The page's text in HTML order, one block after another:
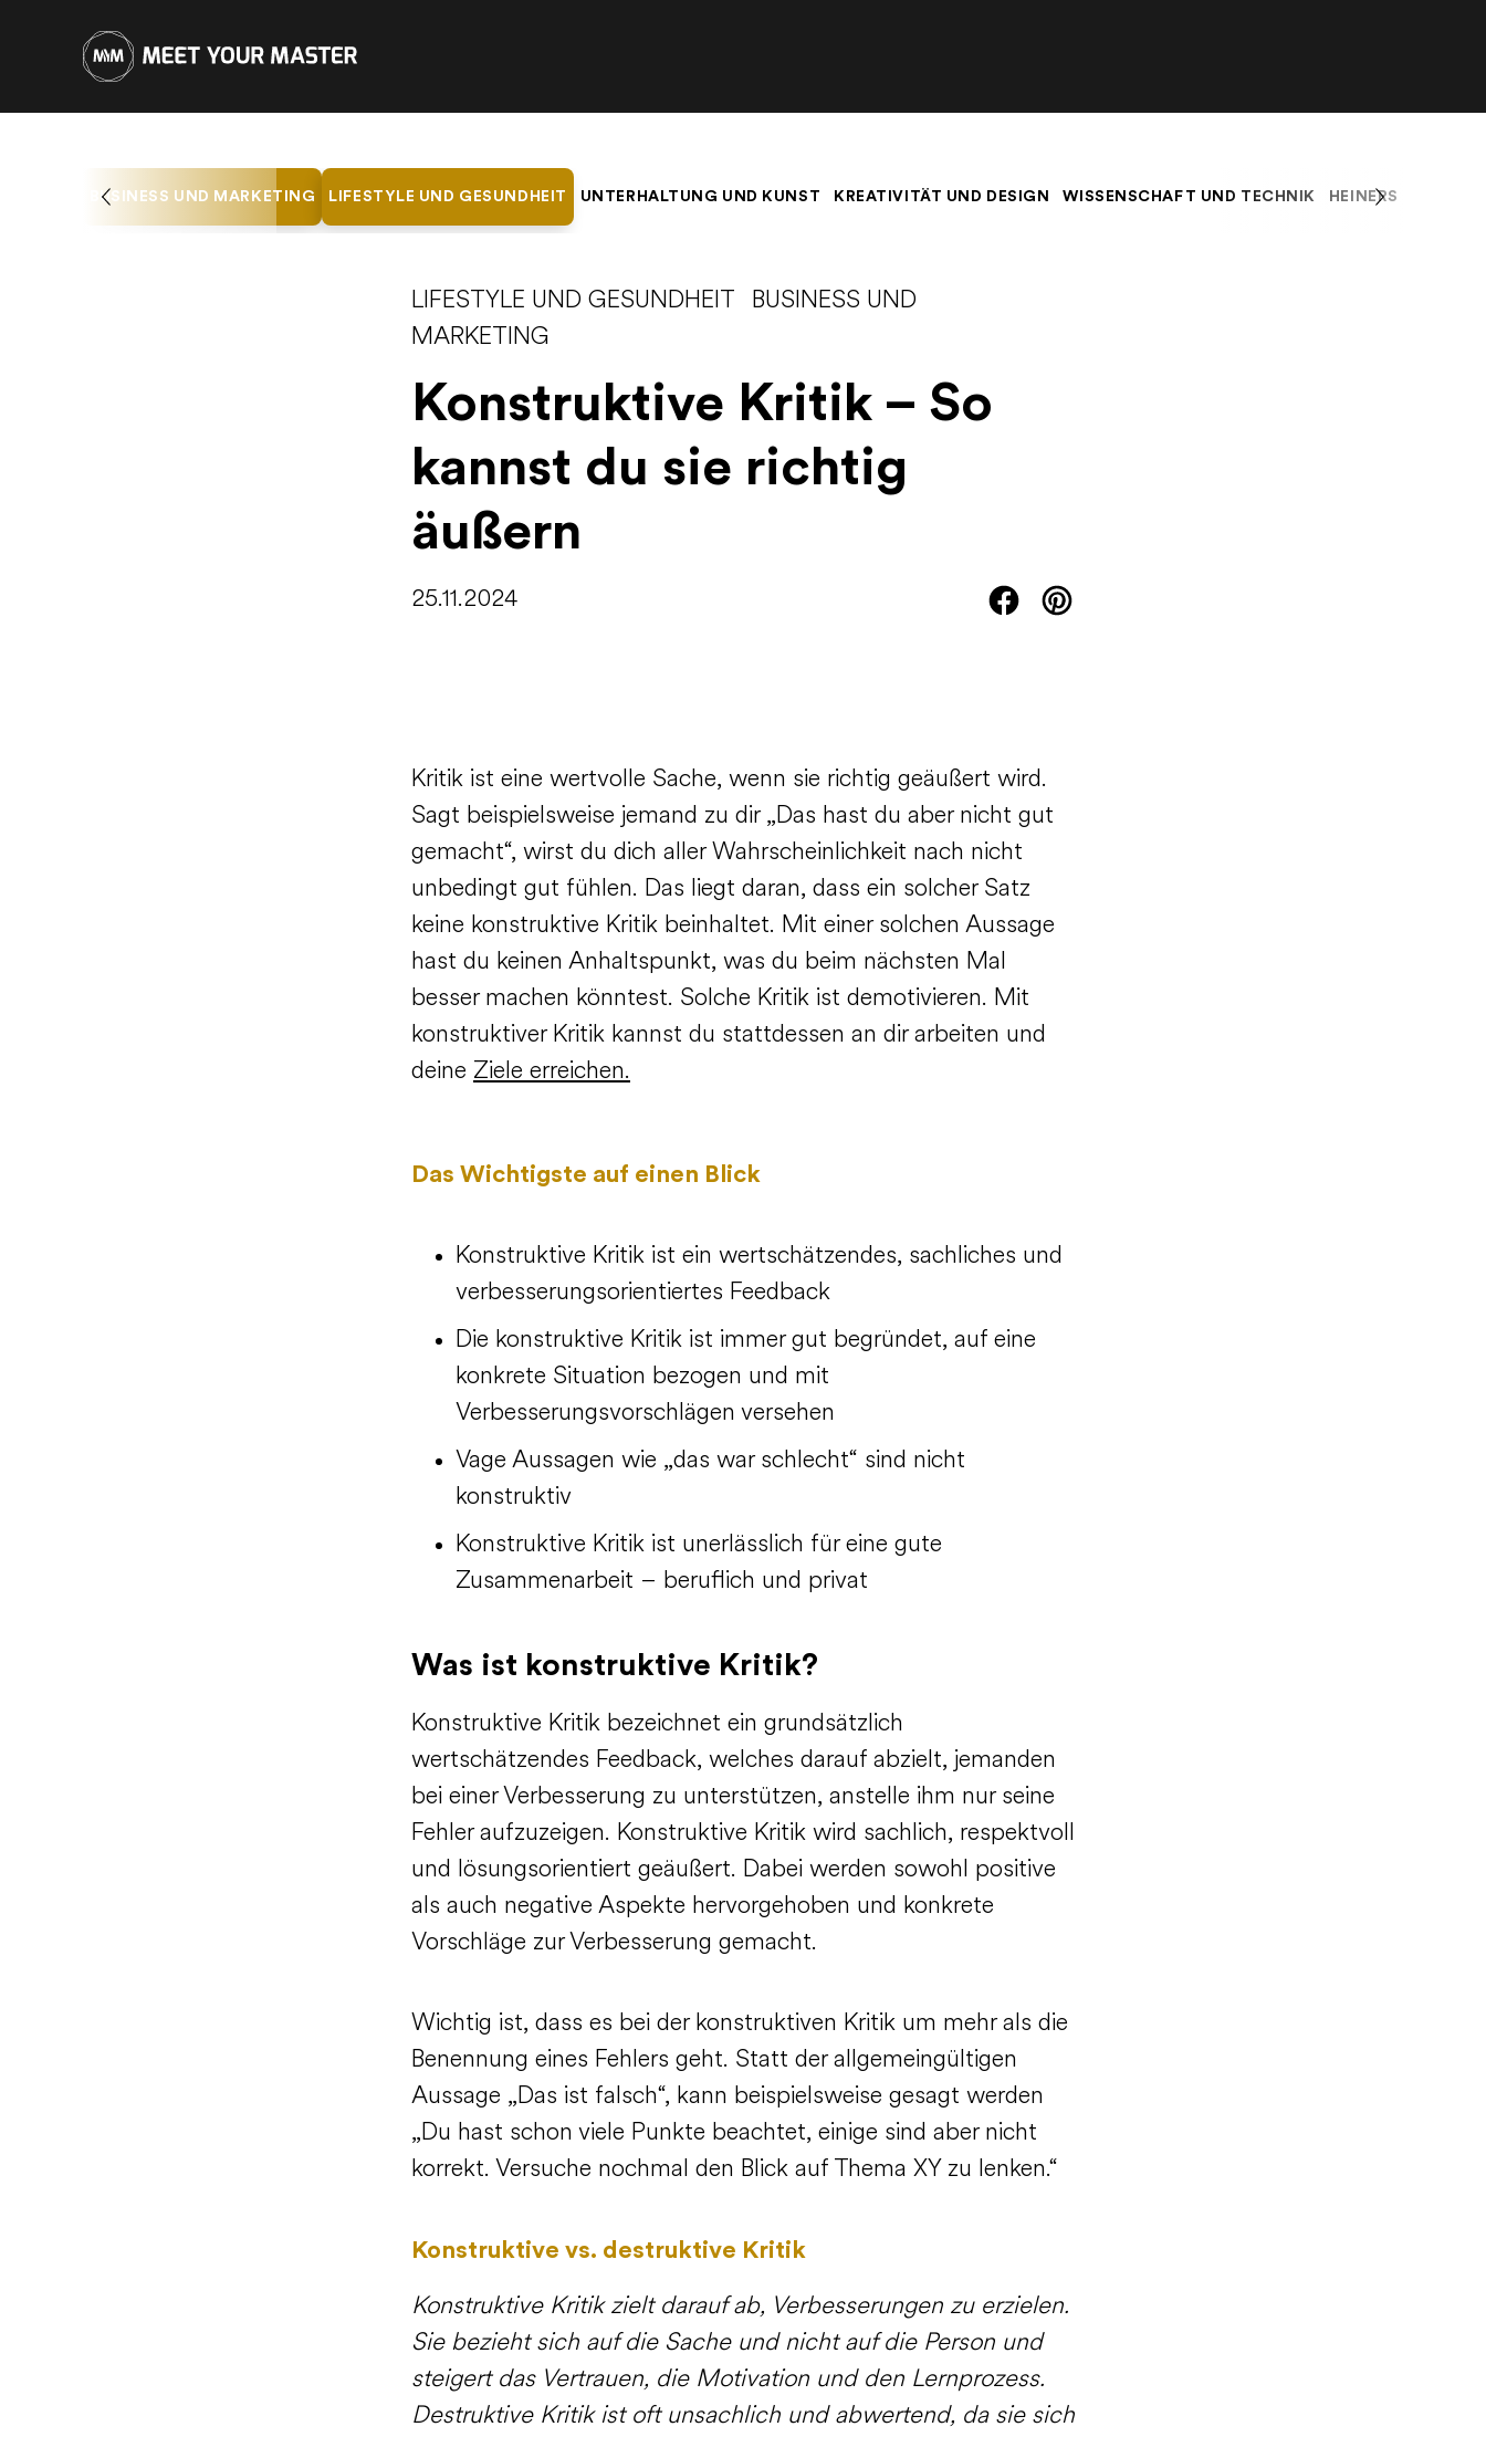
BUSINESS UND MARKETING LIFESTYLE UND GESUNDHEIT UNTERHALTUNG UND KUNST KREATIVITÄT UND DESIGN WISSENSCHAFT UND TECHNIK HEINERS BLOG
LIFESTYLE UND GESUNDHEIT
BUSINESS UND
MARKETING
Konstruktive Kritik – So
kannst du sie richtig
äußern
25.11.2024
Kritik ist eine wertvolle Sache, wenn sie richtig geäußert wird.
Sagt beispielsweise jemand zu dir „Das hast du aber nicht gut
gemacht“, wirst du dich aller Wahrscheinlichkeit nach nicht
unbedingt gut fühlen. Das liegt daran, dass ein solcher Satz
keine konstruktive Kritik beinhaltet. Mit einer solchen Aussage
hast du keinen Anhaltspunkt, was du beim nächsten Mal
besser machen könntest. Solche Kritik ist demotivieren. Mit
konstruktiver Kritik kannst du stattdessen an dir arbeiten und
deine Ziele erreichen.
Das Wichtigste auf einen Blick
Konstruktive Kritik ist ein wertschätzendes, sachliches und
verbesserungsorientiertes Feedback
Die konstruktive Kritik ist immer gut begründet, auf eine
konkrete Situation bezogen und mit
Verbesserungsvorschlägen versehen
Vage Aussagen wie „das war schlecht“ sind nicht
konstruktiv
Konstruktive Kritik ist unerlässlich für eine gute
Zusammenarbeit – beruflich und privat
Was ist konstruktive Kritik?
Konstruktive Kritik bezeichnet ein grundsätzlich
wertschätzendes Feedback, welches darauf abzielt, jemanden
bei einer Verbesserung zu unterstützen, anstelle ihm nur seine
Fehler aufzuzeigen. Konstruktive Kritik wird sachlich, respektvoll
und lösungsorientiert geäußert. Dabei werden sowohl positive
als auch negative Aspekte hervorgehoben und konkrete
Vorschläge zur Verbesserung gemacht.
Wichtig ist, dass es bei der konstruktiven Kritik um mehr als die
Benennung eines Fehlers geht. Statt der allgemeingültigen
Aussage „Das ist falsch“, kann beispielsweise gesagt werden
„Du hast schon viele Punkte beachtet, einige sind aber nicht
korrekt. Versuche nochmal den Blick auf Thema XY zu lenken.“
Konstruktive vs. destruktive Kritik
Konstruktive Kritik zielt darauf ab, Verbesserungen zu erzielen.
Sie bezieht sich auf die Sache und nicht auf die Person und
steigert das Vertrauen, die Motivation und den Lernprozess.
Destruktive Kritik ist oft unsachlich und abwertend, da sie sich